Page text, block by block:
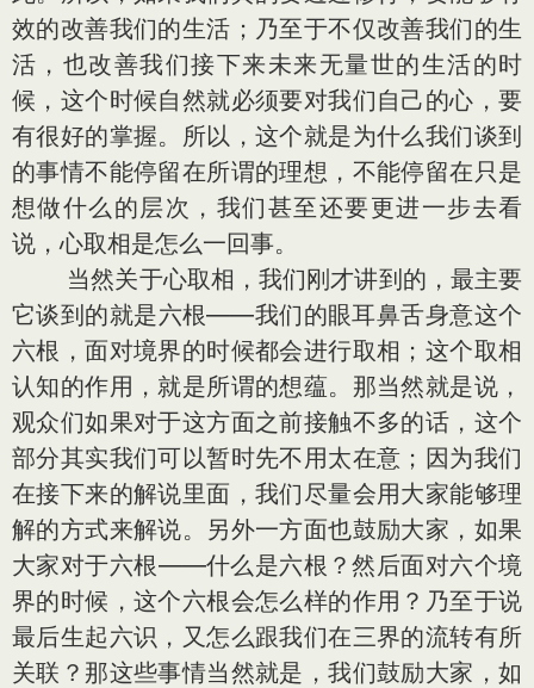
效的改善我们的生活；乃至于不仅改善我们的生
活，也改善我们接下来未来无量世的生活的时
候，这个时候自然就必须要对我们自己的心，要
有很好的掌握。所以，这个就是为什么我们谈到
的事情不能停留在所谓的理想，不能停留在只是
想做什么的层次，我们甚至还要更进一步去看
说，心取相是怎么一回事。
当然关于心取相，我们刚才讲到的，最主要
它谈到的就是六根——我们的眼耳鼻舌身意这个
六根，面对境界的时候都会进行取相；这个取相
认知的作用，就是所谓的想蕴。那当然就是说，
观众们如果对于这方面之前接触不多的话，这个
部分其实我们可以暂时先不用太在意；因为我们
在接下来的解说里面，我们尽量会用大家能够理
解的方式来解说。另外一方面也鼓励大家，如果
大家对于六根——什么是六根？然后面对六个境
界的时候，这个六根会怎么样的作用？乃至于说
最后生起六识，又怎么跟我们在三界的流转有所
关联？那这些事情当然就是，我们鼓励大家，如